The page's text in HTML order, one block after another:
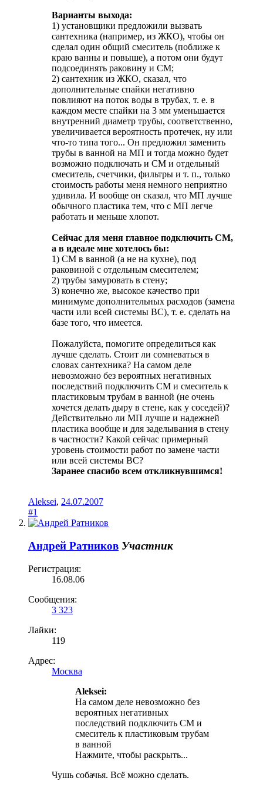
Варианты выхода:
1) установщики предложили вызвать
сантехника (например, из ЖКО), чтобы он
сделал один общий смеситель (поближе к
краю ванны и повыше), а потом они будут
подсоединять раковину и СМ;
2) сантехник из ЖКО, сказал, что
дополнительные спайки негативно
повлияют на поток воды в трубах, т. е. в
каждом месте спайки на 3 мм уменьшается
внутренний диаметр трубы, соответственно,
увеличивается вероятность протечек, ну или
что-то типа того... Он предложил заменить
трубы в ванной на МП и тогда можно будет
возможно подключать и СМ и отдельный
смеситель, счетчики, фильтры и т. п., только
стоимость работы меня немного неприятно
удивила. И вообще он сказал, что МП лучше
обычного пластика тем, что с МП легче
работать и меньше хлопот.
Сейчас для меня главное подключить СМ,
а в идеале мне хотелось бы:
1) СМ в ванной (а не на кухне), под
раковиной с отдельным смесителем;
2) трубы замуровать в стену;
3) конечно же, высокое качество при
минимуме дополнительных расходов (замена
части или всей системы ВС), т. е. сделать на
базе того, что имеется.
Пожалуйста, помогите определиться как
лучше сделать. Стоит ли сомневаться в
словах сантехника? На самом деле
невозможно без вероятных негативных
последствий подключить СМ и смеситель к
пластиковым трубам в ванной (не очень
хочется делать дыру в стене, как у соседей)?
Действительно ли МП лучше и надежней
пластика вообще и для заделывания в стену
в частности? Какой сейчас примерный
уровень стоимости работ по замене части
или всей системы ВС?
Заранее спасибо всем откликнувшимся!
Aleksei, 24.07.2007
#1
Андрей Ратников Участник
Регистрация:
16.08.06
Сообщения:
3 323
Лайки:
119
Адрес:
Москва
Aleksei:
На самом деле невозможно без
вероятных негативных
последствий подключить СМ и
смеситель к пластиковым трубам
в ванной
Нажмите, чтобы раскрыть...
Чушь собачья. Всё можно сделать.